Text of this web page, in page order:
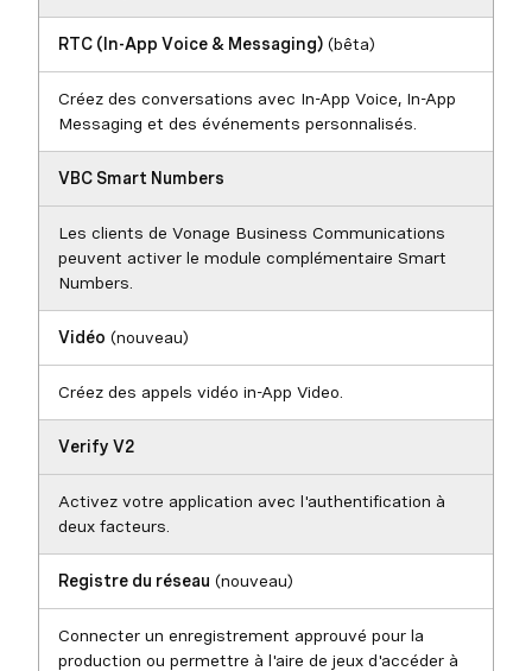
RTC (In-App Voice & Messaging) (bêta)
Créez des conversations avec In-App Voice, In-App
Messaging et des événements personnalisés.
VBC Smart Numbers
Les clients de Vonage Business Communications
peuvent activer le module complémentaire Smart
Numbers.
Vidéo (nouveau)
Créez des appels vidéo in-App Video.
Verify V2
Activez votre application avec l'authentification à
deux facteurs.
Registre du réseau (nouveau)
Connecter un enregistrement approuvé pour la
production ou permettre à l'aire de jeux d'accéder à